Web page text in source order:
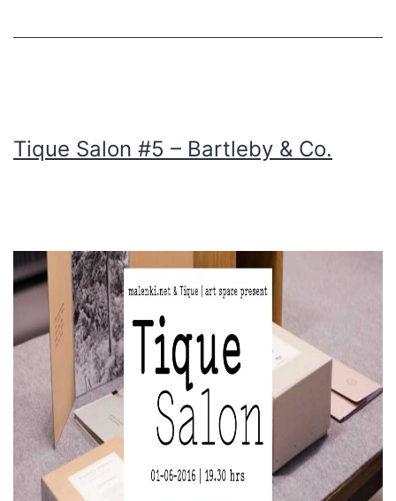
Tique Salon #5 – Bartleby & Co.